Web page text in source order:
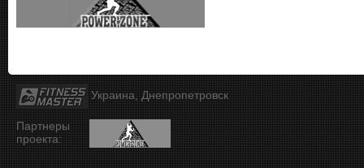
Украина, Днепропетровск
Партнеры
проекта: